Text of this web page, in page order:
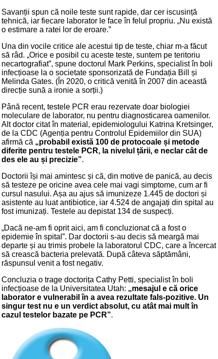
Savanții spun că noile teste sunt rapide, dar cer iscusință
tehnică, iar fiecare laborator le face în felul propriu. „Nu există
o estimare a ratei lor de eroare.”
Una din vocile critice ale acestui tip de teste, chiar m-a făcut
să râd. „Orice e posibil cu aceste teste, suntem pe teritoriu
necartografiat”, spune doctorul Mark Perkins, specialist în boli
infecțioase la o societate sponsorizată de Fundația Bill și
Melinda Gates. (În 2020, o critică venită în 2007 din această
direcție sună a ironie a sorții.)
Până recent, testele PCR erau rezervate doar biologiei
moleculare de laborator, nu pentru diagnosticarea oamenilor.
Alt doctor citat în material, epidemiologului Katrina Kretsinger,
de la CDC (Agenția pentru Controlul Epidemiilor din SUA)
afirmă că „probabil există 100 de protocoale și metode
diferite pentru testele PCR, la nivelul țării, e neclar cât de
des ele au și precizie”.
Doctorii își mai amintesc și că, din motive de panică, au decis
să testeze pe oricine avea cele mai vagi simptome, cum ar fi
cursul nasului. Așa au ajus să imunizeze 1.445 de doctori și
asistente au luat antibiotice, iar 4.524 de angajați din spital au
fost imunizați. Testele au depistat 134 de suspecți.
„Dacă ne-am fi oprit aici, am fi concluzionat că a fost o
epidemie în spital”. Dar doctorii s-au decis să meargă mai
departe și au trimis probele la laboratorul CDC, care a încercat
să crească bacteria prelevată. După câteva săptămâni,
răspunsul venit a fost negativ.
Concluzia o trage doctorița Cathy Petti, specialist în boli
infecțioase de la Universitatea Utah: „mesajul e că orice
laborator e vulnerabil în a avea rezultate fals-pozitive. Un
singur test nu e un verdict absolut, cu atât mai mult în
cazul testelor bazate pe PCR”.